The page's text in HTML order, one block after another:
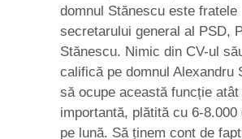
domnul Stănescu este fratele
secretarului general al PSD,
Stănescu. Nimic din CV-ul
califică pe domnul Alexandru
să ocupe această funcție atât
importantă, plătită cu 6-8.000
pe lună. Să ținem cont de